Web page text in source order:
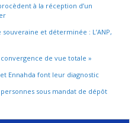
à la réception d’un
et déterminée : L’ANP,
de vue totale »
Ennahda font leur diagnostic
sous mandat de dépôt